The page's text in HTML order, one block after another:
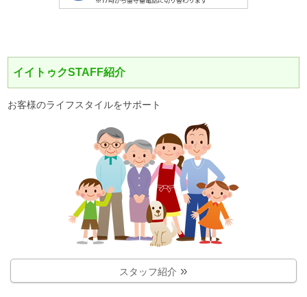
イイトゥクSTAFF紹介
お客様のライフスタイルをサポート
スタッフ紹介